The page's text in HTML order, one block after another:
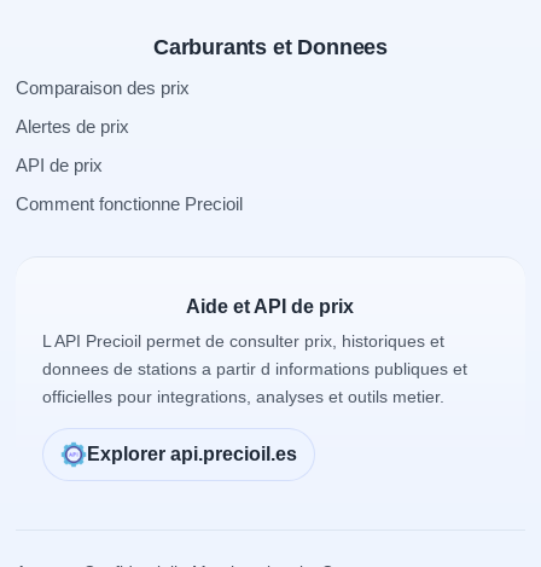
Carburants et Donnees
Comparaison des prix
Alertes de prix
API de prix
Comment fonctionne Precioil
Aide et API de prix
L API Precioil permet de consulter prix, historiques et
donnees de stations a partir d informations publiques et
officielles pour integrations, analyses et outils metier.
Explorer api.precioil.es